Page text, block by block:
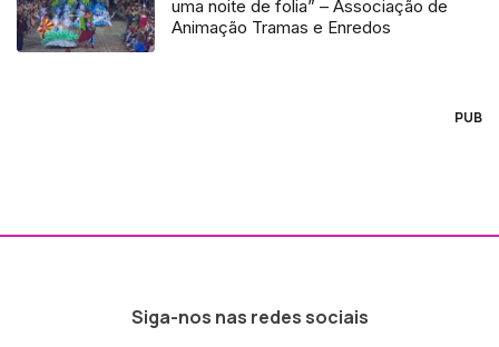
uma noite de folia” – Associação de
Animação Tramas e Enredos
PUB
Siga-nos nas redes sociais